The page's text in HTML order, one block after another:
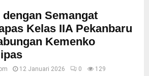
Semangat
Kelas IIA Pekanbaru
Kemenko
12 Januari 2026 0 129